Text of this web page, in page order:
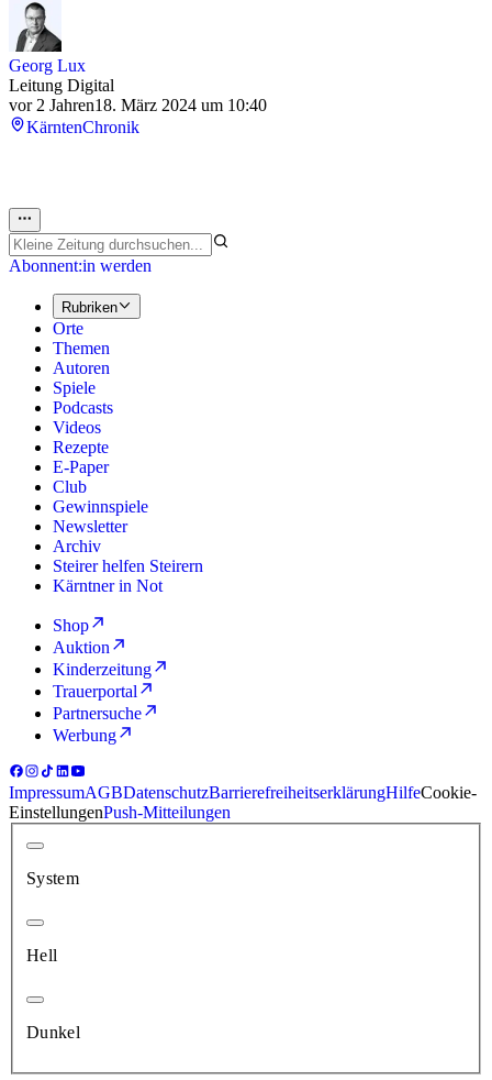
Georg Lux
Leitung Digital
vor 2 Jahren18. März 2024 um 10:40
KärntenChronik
Abonnent:in werden
Rubriken
Orte
Themen
Autoren
Spiele
Podcasts
Videos
Rezepte
E-Paper
Club
Gewinnspiele
Newsletter
Archiv
Steirer helfen Steirern
Kärntner in Not
Shop
Auktion
Kinderzeitung
Trauerportal
Partnersuche
Werbung
ImpressumAGBDatenschutzBarrierefreiheitserklärungHilfeCookie-
EinstellungenPush-Mitteilungen
System
Hell
Dunkel